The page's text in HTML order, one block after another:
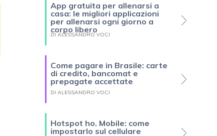
App gratuita per allenarsi a
casa: le migliori applicazioni
per allenarsi ogni giorno a
corpo libero
DI ALESSANDRO VOCI
Come pagare in Brasile: carte
di credito, bancomat e
prepagate accettate
DI ALESSANDRO VOCI
Hotspot ho. Mobile: come
impostarlo sul cellulare